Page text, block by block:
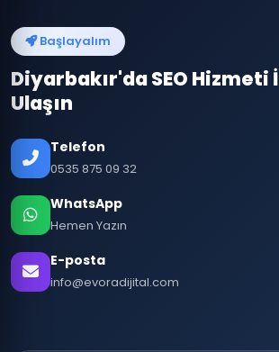
Başlayalım
Diyarbakır'da SEO Hizmeti
Ulaşın
Telefon
0535 875 09 32
WhatsApp
Hemen Yazın
E-posta
info@evoradijital.com